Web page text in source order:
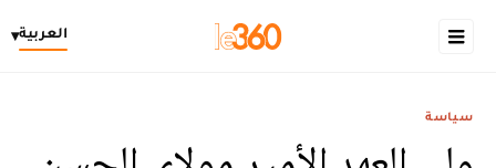
العربية▾
سياسة